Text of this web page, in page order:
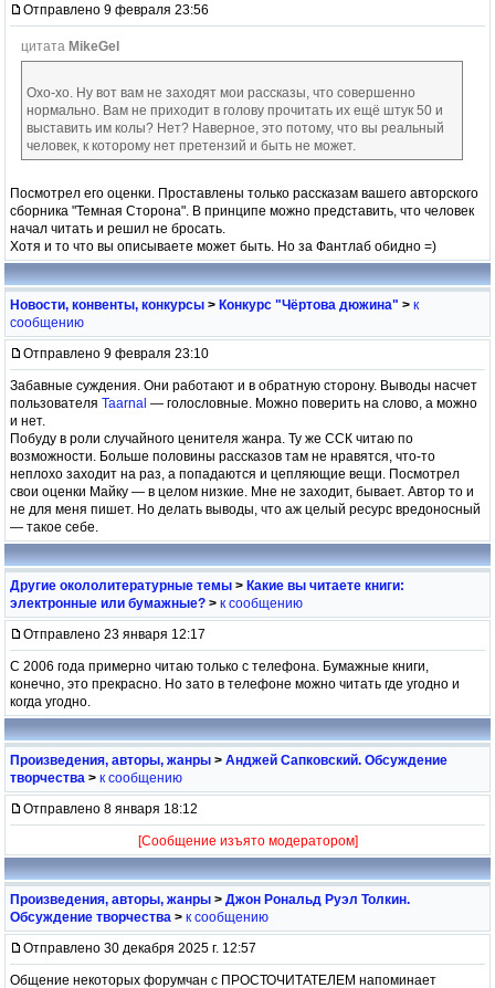
Отправлено 9 февраля 23:56
цитата MikeGel
Охо-хо. Ну вот вам не заходят мои рассказы, что совершенно
нормально. Вам не приходит в голову прочитать их ещё штук 50 и
выставить им колы? Нет? Наверное, это потому, что вы реальный
человек, к которому нет претензий и быть не может.
Посмотрел его оценки. Проставлены только рассказам вашего авторского
сборника "Темная Сторона". В принципе можно представить, что человек
начал читать и решил не бросать.
Хотя и то что вы описываете может быть. Но за Фантлаб обидно =)
Новости, конвенты, конкурсы > Конкурс "Чёртова дюжина" > к
сообщению
Отправлено 9 февраля 23:10
Забавные суждения. Они работают и в обратную сторону. Выводы насчет
пользователя Taarnal — голословные. Можно поверить на слово, а можно
и нет.
Побуду в роли случайного ценителя жанра. Ту же ССК читаю по
возможности. Больше половины рассказов там не нравятся, что-то
неплохо заходит на раз, а попадаются и цепляющие вещи. Посмотрел
свои оценки Майку — в целом низкие. Мне не заходит, бывает. Автор то и
не для меня пишет. Но делать выводы, что аж целый ресурс вредоносный
— такое себе.
Другие окололитературные темы > Какие вы читаете книги:
электронные или бумажные? > к сообщению
Отправлено 23 января 12:17
С 2006 года примерно читаю только с телефона. Бумажные книги,
конечно, это прекрасно. Но зато в телефоне можно читать где угодно и
когда угодно.
Произведения, авторы, жанры > Анджей Сапковский. Обсуждение
творчества > к сообщению
Отправлено 8 января 18:12
[Сообщение изъято модератором]
Произведения, авторы, жанры > Джон Рональд Руэл Толкин.
Обсуждение творчества > к сообщению
Отправлено 30 декабря 2025 г. 12:57
Общение некоторых форумчан с ПРОСТОЧИТАТЕЛЕМ напоминает